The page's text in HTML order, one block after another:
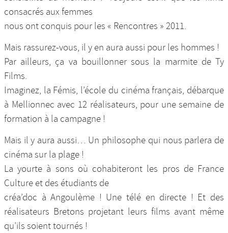
consacrés aux femmes
nous ont conquis pour les « Rencontres » 2011.
Mais rassurez-vous, il y en aura aussi pour les hommes !
Par ailleurs, ça va bouillonner sous la marmite de Ty
Films.
Imaginez, la Fémis, l’école du cinéma français, débarque
à Mellionnec avec 12 réalisateurs, pour une semaine de
formation à la campagne !
Mais il y aura aussi… Un philosophe qui nous parlera de
cinéma sur la plage !
La yourte à sons où cohabiteront les pros de France
Culture et des étudiants de
créa’doc à Angoulème ! Une télé en directe ! Et des
réalisateurs Bretons projetant leurs films avant même
qu’ils soient tournés !